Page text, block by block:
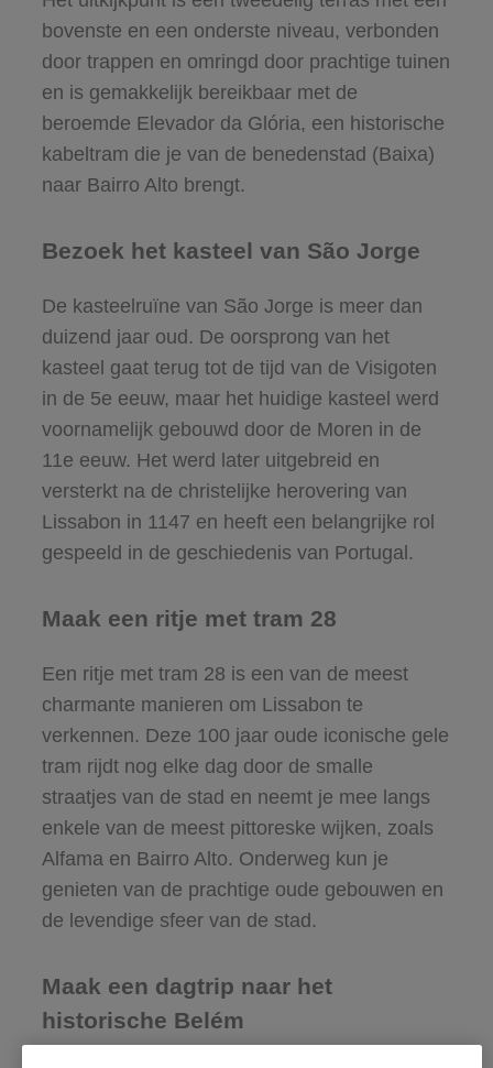
bovenste en een onderste niveau, verbonden
door trappen en omringd door prachtige tuinen
en is gemakkelijk bereikbaar met de
beroemde Elevador da Glória, een historische
kabeltram die je van de benedenstad (Baixa)
naar Bairro Alto brengt.
Bezoek het kasteel van São Jorge
De kasteelruïne van São Jorge is meer dan
duizend jaar oud. De oorsprong van het
kasteel gaat terug tot de tijd van de Visigoten
in de 5e eeuw, maar het huidige kasteel werd
voornamelijk gebouwd door de Moren in de
11e eeuw. Het werd later uitgebreid en
versterkt na de christelijke herovering van
Lissabon in 1147 en heeft een belangrijke rol
gespeeld in de geschiedenis van Portugal.
Maak een ritje met tram 28
Een ritje met tram 28 is een van de meest
charmante manieren om Lissabon te
verkennen. Deze 100 jaar oude iconische gele
tram rijdt nog elke dag door de smalle
straatjes van de stad en neemt je mee langs
enkele van de meest pittoreske wijken, zoals
Alfama en Bairro Alto. Onderweg kun je
genieten van de prachtige oude gebouwen en
de levendige sfeer van de stad.
Maak een dagtrip naar het
historische Belém